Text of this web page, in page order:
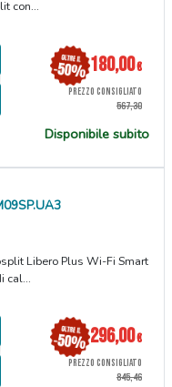
con...
180,00€
PREZZO CONSIGLIATO
567,30
Disponibile subito
Libero Plus Wi-Fi Smart
cal...
296,00€
PREZZO CONSIGLIATO
845,46